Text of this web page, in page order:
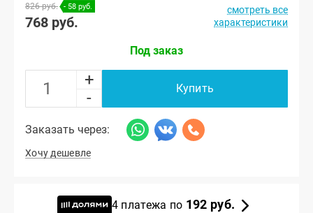
826 руб. - 58 руб.
768 руб.
смотреть все
характеристики
Под заказ
+
-
Купить
Заказать через:
Хочу дешевле
4 платежа по 192 руб.